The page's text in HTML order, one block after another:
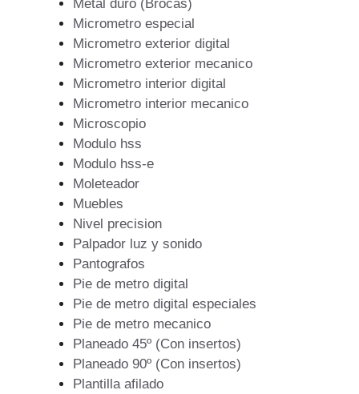
Metal duro (Brocas)
Micrometro especial
Micrometro exterior digital
Micrometro exterior mecanico
Micrometro interior digital
Micrometro interior mecanico
Microscopio
Modulo hss
Modulo hss-e
Moleteador
Muebles
Nivel precision
Palpador luz y sonido
Pantografos
Pie de metro digital
Pie de metro digital especiales
Pie de metro mecanico
Planeado 45º (Con insertos)
Planeado 90º (Con insertos)
Plantilla afilado